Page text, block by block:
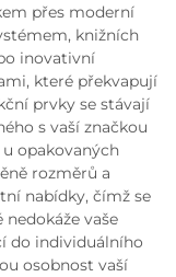
přes moderní
knižních
inovativní
které překvapují
prvky se stávají
s vaší značkou
opakovaných
rozměrů a
nabídky, čímž se
vaše
do individuálního
osobnost vaší